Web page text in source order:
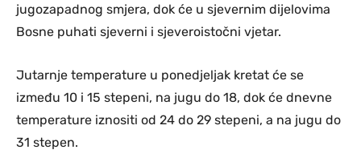
jugozapadnog smjera, dok će u sjevernim dijelovima
Bosne puhati sjeverni i sjeveroistočni vjetar.
Jutarnje temperature u ponedjeljak kretat će se
između 10 i 15 stepeni, na jugu do 18, dok će dnevne
temperature iznositi od 24 do 29 stepeni, a na jugu do
31 stepen.